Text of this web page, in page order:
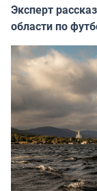
Эксперт
области по